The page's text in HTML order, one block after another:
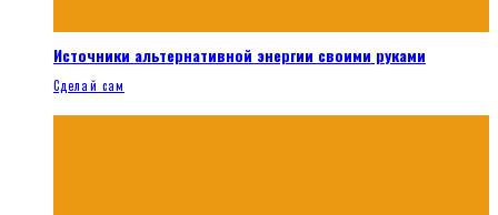
Источники альтернативной энергии своими руками
Сделай сам